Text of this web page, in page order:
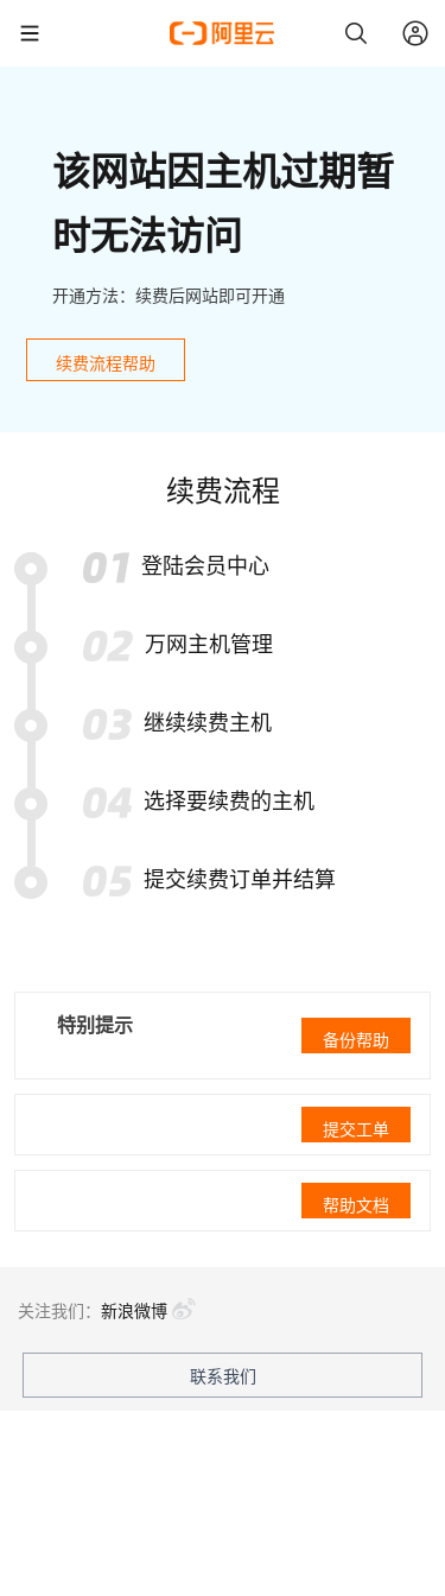
该网站因主机过期暂
时无法访问
开通方法：续费后网站即可开通
续费流程帮助
续费流程
登陆会员中心
万网主机管理
继续续费主机
选择要续费的主机
提交续费订单并结算
特别提示
备份帮助
提交工单
帮助文档